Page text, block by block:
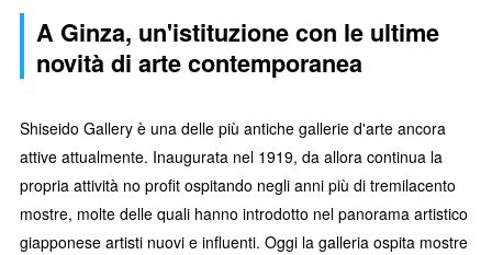
A Ginza, un'istituzione con le ultime
novità di arte contemporanea
Shiseido Gallery è una delle più antiche gallerie d'arte ancora
attive attualmente. Inaugurata nel 1919, da allora continua la
propria attività no profit ospitando negli anni più di tremilacento
mostre, molte delle quali hanno introdotto nel panorama artistico
giapponese artisti nuovi e influenti. Oggi la galleria ospita mostre